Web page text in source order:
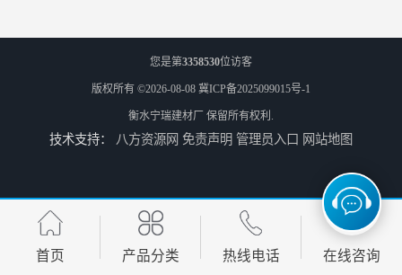
廊坊水泥管厂家 承插口水泥管 抗滑移性能稳定可靠 邢台预制检查井批发 检修井 有效引导分流雨水
您是第3358530位访客
版权所有 ©2026-08-08 冀ICP备2025099015号-1
衡水宁瑞建材厂 保留所有权利.
技术支持： 八方资源网 免责声明 管理员入口 网站地图
首页 产品分类 热线电话 在线咨询